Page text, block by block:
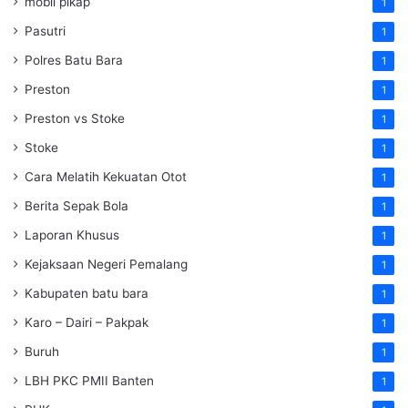
1
Pasutri 1
Polres Batu Bara 1
Preston 1
Preston vs Stoke 1
Stoke 1
Cara Melatih Kekuatan Otot 1
Berita Sepak Bola 1
Laporan Khusus 1
Kejaksaan Negeri Pemalang 1
Kabupaten batu bara 1
Karo – Dairi – Pakpak 1
Buruh 1
LBH PKC PMII Banten 1